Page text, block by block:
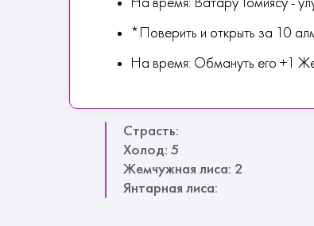
На время: Ватару Томиясу -
*Поверить и открыть за 10
На время: Обмануть его +1
Страсть:
Холод: 5
Жемчужная лиса: 2
Янтарная лиса: